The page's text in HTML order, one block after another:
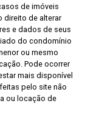
de imóveis
direito de alterar
e dados de seus
do condomínio
ou mesmo
Pode ocorrer
mais disponível
pelo site não
ou locação de